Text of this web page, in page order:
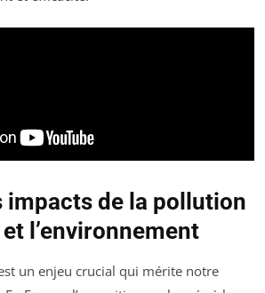
impacts de la pollution
l’environnement
un enjeu crucial qui mérite notre